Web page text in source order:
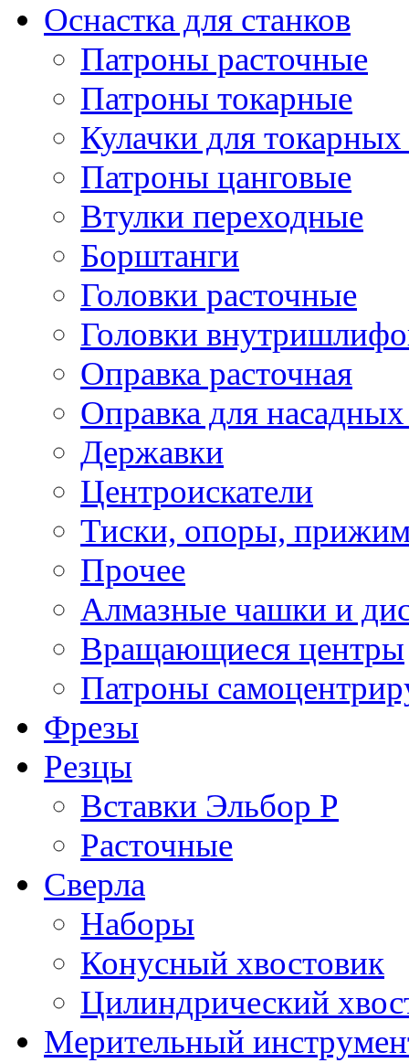
Оснастка для станков
Патроны расточные
Патроны токарные
Кулачки для
Патроны цанговые
Втулки переходные
Борштанги
Головки расточные
Головки
Оправка расточная
Оправка для
Державки
Центроискатели
Тиски, опоры,
Прочее
Алмазные чашки и
Вращающиеся центры
Патроны
Фрезы
Резцы
Вставки Эльбор Р
Расточные
Сверла
Наборы
Конусный хвостовик
Цилиндрический
Мерительный